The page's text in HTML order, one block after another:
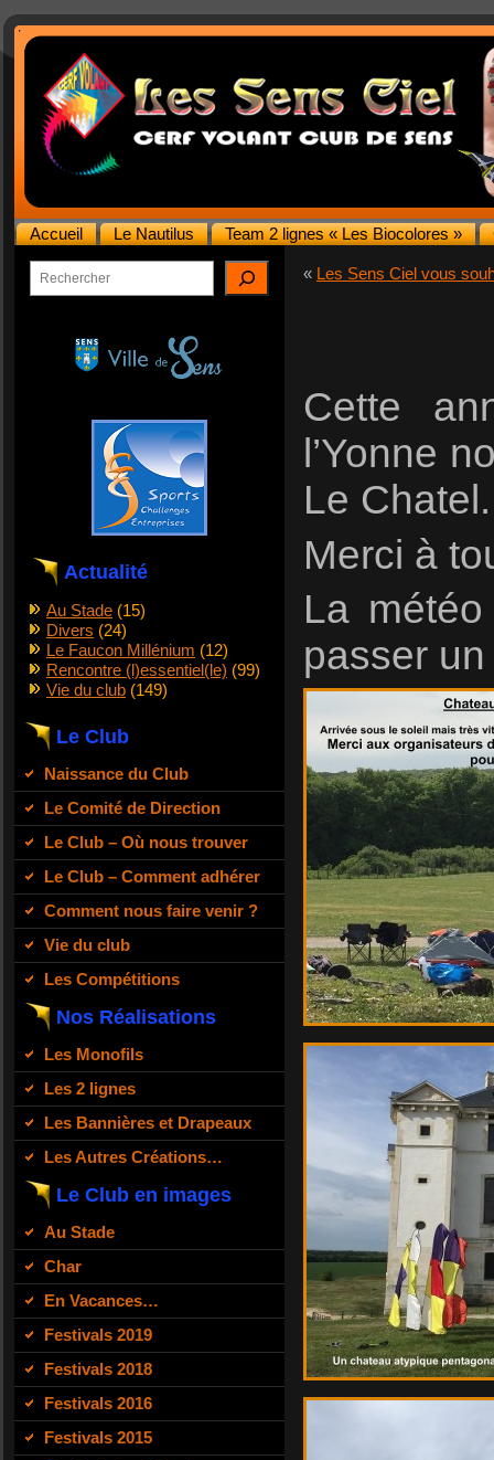
Accueil Le Nautilus Team 2 lignes « Les Biocolores »
Rechercher
Actualité
Au Stade (15)
Divers (24)
Le Faucon Millénium (12)
Rencontre (l)essentiel(le) (99)
Vie du club (149)
Le Club
Naissance du Club
Le Comité de Direction
Le Club – Où nous trouver
Le Club – Comment adhérer
Comment nous faire venir ?
Vie du club
Les Compétitions
Nos Réalisations
Les Monofils
Les 2 lignes
Les Bannières et Drapeaux
Les Autres Créations…
Le Club en images
Au Stade
Char
En Vacances…
Festivals 2019
Festivals 2018
Festivals 2016
Festivals 2015
« Les Sens Ciel vous
Cette
l’Yonne
Le Chatel.
Merci à
La
passer